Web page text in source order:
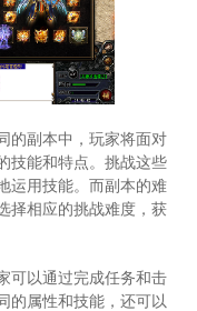
的副本中，玩家将面对
技能和特点。挑战这些
运用技能。而副本的难
择相应的挑战难度，获
可以通过完成任务和击
的属性和技能，还可以